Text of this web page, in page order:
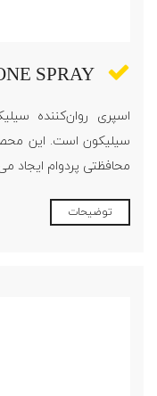
SPRAY
سیلیکون است. این
محافظتی پردوام ایجاد
توضیحات